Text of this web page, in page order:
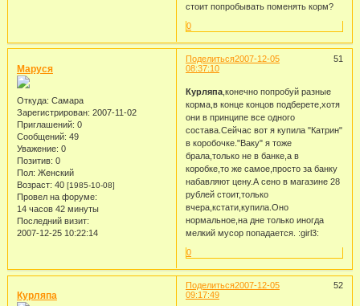
стоит попробывать поменять корм?
0
Поделиться 51
2007-12-05
08:37:10
Маруся
Откуда: Самара
Зарегистрирован: 2007-11-02
Приглашений: 0
Сообщений: 49
Уважение: 0
Позитив: 0
Пол: Женский
Возраст: 40 [1985-10-08]
Провел на форуме:
14 часов 42 минуты
Последний визит:
2007-12-25 10:22:14
Курляпа,конечно попробуй разные
корма,в конце концов подберете,хотя
они в принципе все одного
состава.Сейчас вот я купила "Катрин"
в коробочке."Ваку" я тоже
брала,только не в банке,а в
коробке,то же самое,просто за банку
набавляют цену.А сено в магазине 28
рублей стоит,только
вчера,кстати,купила.Оно
нормальное,на дне только иногда
мелкий мусор попадается. :girl3:
0
Поделиться 52
2007-12-05
09:17:49
Курляпа